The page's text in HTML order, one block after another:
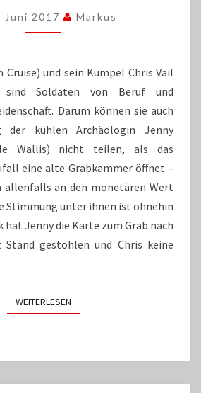
MUMIE“
TRITT
Juni 2017 Markus
und sein Kumpel Chris Vail
sind Soldaten von Beruf und
Darum können sie auch
der kühlen Archäologin Jenny
Wallis) nicht teilen, als das
eine alte Grabkammer öffnet –
allenfalls an den monetären Wert
Stimmung unter ihnen ist ohnehin
Jenny die Karte zum Grab nach
gestohlen und Chris keine
WEITERLESENWEITERLESEN